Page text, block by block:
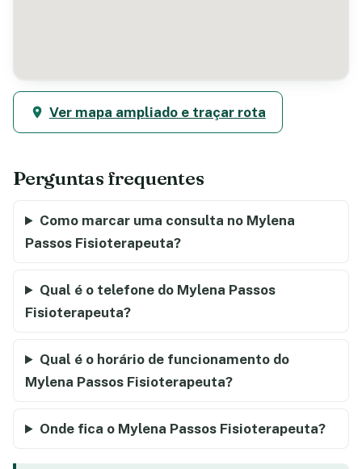
Ver mapa ampliado e traçar rota
Perguntas frequentes
Como marcar uma consulta no Mylena
Passos Fisioterapeuta?
Qual é o telefone do Mylena Passos
Fisioterapeuta?
Qual é o horário de funcionamento do
Mylena Passos Fisioterapeuta?
Onde fica o Mylena Passos Fisioterapeuta?